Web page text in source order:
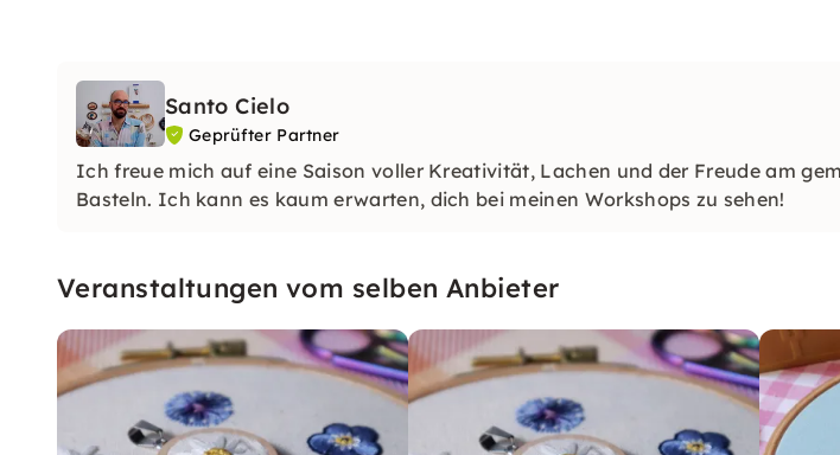
Santo Cielo
Geprüfter Partner
Ich freue mich auf eine Saison voller Kreativität, Lachen und der Freude am
Basteln. Ich kann es kaum erwarten, dich bei meinen Workshops zu sehen!
Veranstaltungen vom selben Anbieter